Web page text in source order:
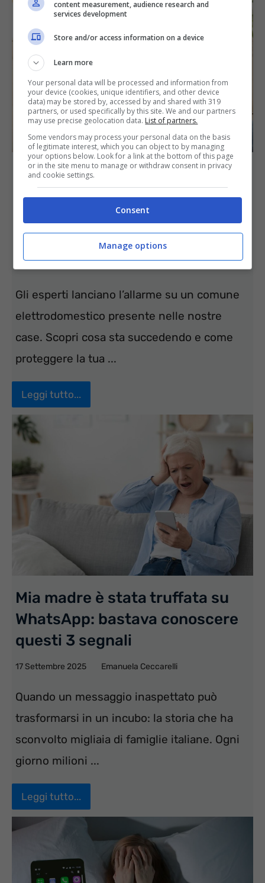
Hai questo elettrodomestico in
casa? Gli esperti rivelano come
ti spia 24/7 (e non te ne
accorgi)
Gli esperti lanciano l’allarme su un comune
elettrodomestico presente nelle nostre
case. Scopri cosa sta succedendo e come
proteggere la tua ...
Leggi tutto...
Mia madre è stata truffata su
WhatsApp: bastava conoscere
questi 3 segnali
17 Settembre 2025 Emanuela Ceccarelli
Quando un messaggio inaspettato può
trasformarsi in un incubo: la storia che ha
sconvolto migliaia di famiglie italiane. Ogni
giorno milioni ...
Leggi tutto...
content measurement, audience research and
services development
Store and/or access information on a device
Learn more
Your personal data will be processed and information from
your device (cookies, unique identifiers, and other device
data) may be stored by, accessed by and shared with 319
partners, or used specifically by this site. We and our partners
may use precise geolocation data. List of partners.
Some vendors may process your personal data on the basis
of legitimate interest, which you can object to by managing
your options below. Look for a link at the bottom of this page
or in the site menu to manage or withdraw consent in privacy
and cookie settings.
Consent
Manage options